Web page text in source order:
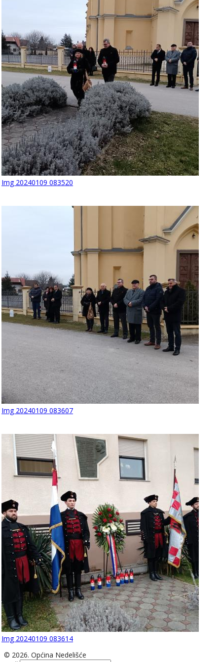
Img 20240109 083520
Img 20240109 083607
Img 20240109 083614
© 2026. Općina Nedelišće